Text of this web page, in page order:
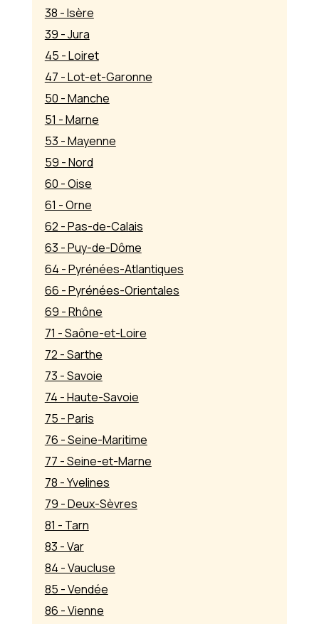
38 - Isère
39 - Jura
45 - Loiret
47 - Lot-et-Garonne
50 - Manche
51 - Marne
53 - Mayenne
59 - Nord
60 - Oise
61 - Orne
62 - Pas-de-Calais
63 - Puy-de-Dôme
64 - Pyrénées-Atlantiques
66 - Pyrénées-Orientales
69 - Rhône
71 - Saône-et-Loire
72 - Sarthe
73 - Savoie
74 - Haute-Savoie
75 - Paris
76 - Seine-Maritime
77 - Seine-et-Marne
78 - Yvelines
79 - Deux-Sèvres
81 - Tarn
83 - Var
84 - Vaucluse
85 - Vendée
86 - Vienne